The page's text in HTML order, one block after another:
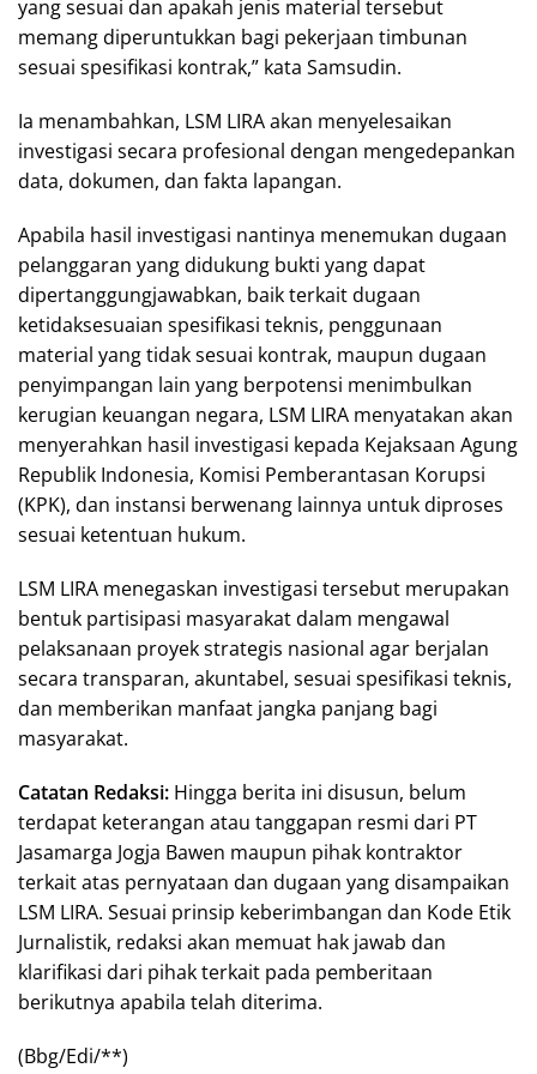
yang sesuai dan apakah jenis material tersebut
memang diperuntukkan bagi pekerjaan timbunan
sesuai spesifikasi kontrak,” kata Samsudin.
Ia menambahkan, LSM LIRA akan menyelesaikan
investigasi secara profesional dengan mengedepankan
data, dokumen, dan fakta lapangan.
Apabila hasil investigasi nantinya menemukan dugaan
pelanggaran yang didukung bukti yang dapat
dipertanggungjawabkan, baik terkait dugaan
ketidaksesuaian spesifikasi teknis, penggunaan
material yang tidak sesuai kontrak, maupun dugaan
penyimpangan lain yang berpotensi menimbulkan
kerugian keuangan negara, LSM LIRA menyatakan akan
menyerahkan hasil investigasi kepada Kejaksaan Agung
Republik Indonesia, Komisi Pemberantasan Korupsi
(KPK), dan instansi berwenang lainnya untuk diproses
sesuai ketentuan hukum.
LSM LIRA menegaskan investigasi tersebut merupakan
bentuk partisipasi masyarakat dalam mengawal
pelaksanaan proyek strategis nasional agar berjalan
secara transparan, akuntabel, sesuai spesifikasi teknis,
dan memberikan manfaat jangka panjang bagi
masyarakat.
Catatan Redaksi: Hingga berita ini disusun, belum
terdapat keterangan atau tanggapan resmi dari PT
Jasamarga Jogja Bawen maupun pihak kontraktor
terkait atas pernyataan dan dugaan yang disampaikan
LSM LIRA. Sesuai prinsip keberimbangan dan Kode Etik
Jurnalistik, redaksi akan memuat hak jawab dan
klarifikasi dari pihak terkait pada pemberitaan
berikutnya apabila telah diterima.
(Bbg/Edi/**)